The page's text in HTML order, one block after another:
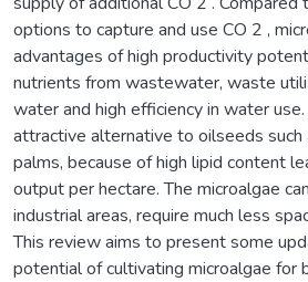
options to capture and use CO 2 ,
advantages of high productivity
nutrients from wastewater, waste
water and high efficiency in water
attractive alternative to oilseeds such
palms, because of high lipid content
output per hectare. The microalgae
industrial areas, require much less
This review aims to present some
potential of cultivating microalgae for